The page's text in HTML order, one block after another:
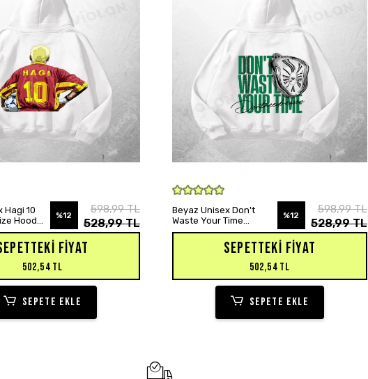
SEPETE EKLE
Hagi 10
Hoodie
%12
598,99 TL
528,99 TL
FIYAT
502,54 TL
SEPETE EKLE
SEPETE EKLE
Beyaz Unisex Don't
Waste Your Time
Baskılı Oversize Hoodie
%12
598,99 TL
528,99 TL
SEPETTEKI FIYAT
502,54 TL
SEPETE EKLE